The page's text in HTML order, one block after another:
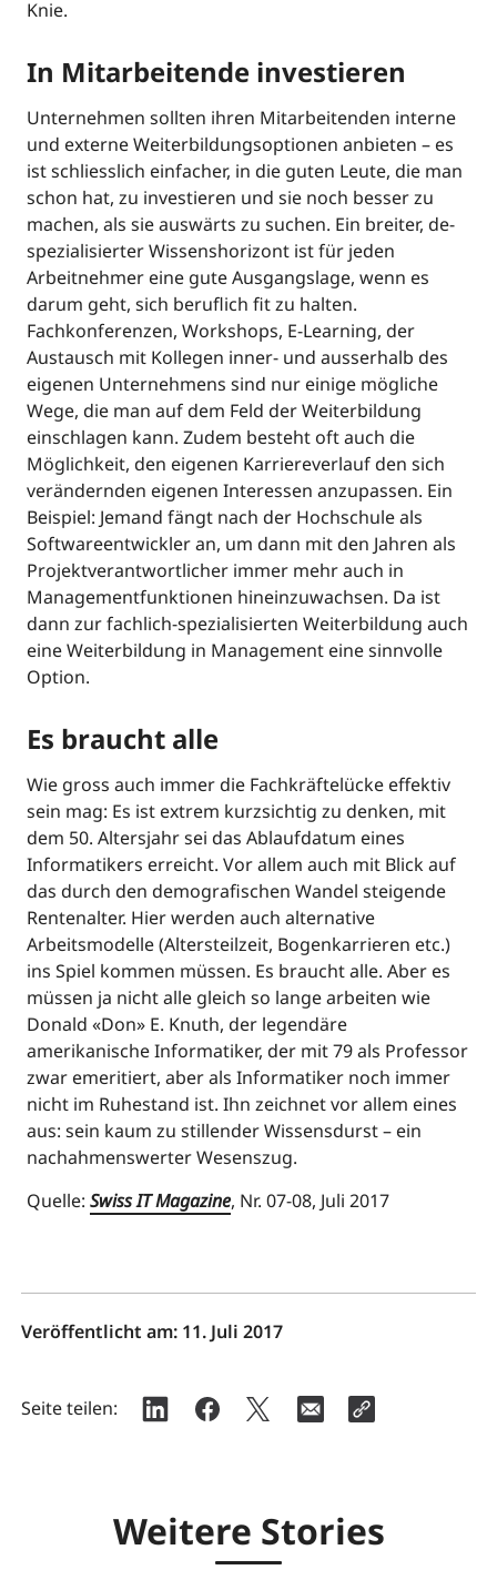
Knie.
In Mitarbeitende investieren
Unternehmen sollten ihren Mitarbeitenden interne
und externe Weiterbildungsoptionen anbieten – es
ist schliesslich einfacher, in die guten Leute, die man
schon hat, zu investieren und sie noch besser zu
machen, als sie auswärts zu suchen. Ein breiter, de-
spezialisierter Wissenshorizont ist für jeden
Arbeitnehmer eine gute Ausgangslage, wenn es
darum geht, sich beruflich fit zu halten.
Fachkonferenzen, Workshops, E-Learning, der
Austausch mit Kollegen inner- und ausserhalb des
eigenen Unternehmens sind nur einige mögliche
Wege, die man auf dem Feld der Weiterbildung
einschlagen kann. Zudem besteht oft auch die
Möglichkeit, den eigenen Karriereverlauf den sich
verändernden eigenen Interessen anzupassen. Ein
Beispiel: Jemand fängt nach der Hochschule als
Softwareentwickler an, um dann mit den Jahren als
Projektverantwortlicher immer mehr auch in
Managementfunktionen hineinzuwachsen. Da ist
dann zur fachlich-spezialisierten Weiterbildung auch
eine Weiterbildung in Management eine sinnvolle
Option.
Es braucht alle
Wie gross auch immer die Fachkräftelücke effektiv
sein mag: Es ist extrem kurzsichtig zu denken, mit
dem 50. Altersjahr sei das Ablaufdatum eines
Informatikers erreicht. Vor allem auch mit Blick auf
das durch den demografischen Wandel steigende
Rentenalter. Hier werden auch alternative
Arbeitsmodelle (Altersteilzeit, Bogenkarrieren etc.)
ins Spiel kommen müssen. Es braucht alle. Aber es
müssen ja nicht alle gleich so lange arbeiten wie
Donald «Don» E. Knuth, der legendäre
amerikanische Informatiker, der mit 79 als Professor
zwar emeritiert, aber als Informatiker noch immer
nicht im Ruhestand ist. Ihn zeichnet vor allem eines
aus: sein kaum zu stillender Wissensdurst – ein
nachahmenswerter Wesenszug.
Quelle: Swiss IT Magazine, Nr. 07-08, Juli 2017
Veröffentlicht am: 11. Juli 2017
Seite teilen:
Weitere Stories